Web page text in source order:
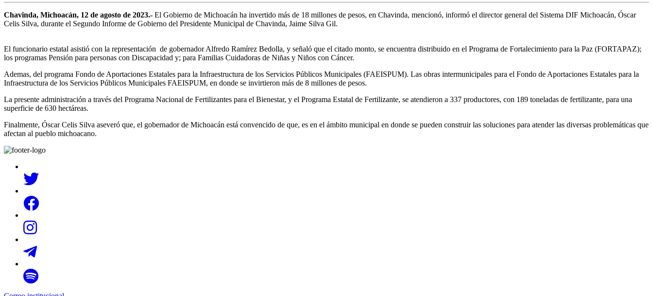
Chavinda, Michoacán, 12 de agosto de 2023.- El Gobierno de Michoacán ha invertido más de 18 millones de pesos, en Chavinda, mencionó, informó el director general del Sistema DIF Michoacán, Óscar
Celis Silva, durante el Segundo Informe de Gobierno del Presidente Municipal de Chavinda, Jaime Silva Gil.
El funcionario estatal asistió con la representación de gobernador Alfredo Ramírez Bedolla, y señaló que el citado monto, se encuentra distribuido en el Programa de Fortalecimiento para la Paz (FORTAPAZ);
los programas Pensión para personas con Discapacidad y; para Familias Cuidadoras de Niñas y Niños con Cáncer.
Ademas, del programa Fondo de Aportaciones Estatales para la Infraestructura de los Servicios Públicos Municipales (FAEISPUM). Las obras intermunicipales para el Fondo de Aportaciones Estatales para la
Infraestructura de los Servicios Públicos Municipales FAEISPUM, en donde se invirtieron más de 8 millones de pesos.
La presente administración a través del Programa Nacional de Fertilizantes para el Bienestar, y el Programa Estatal de Fertilizante, se atendieron a 337 productores, con 189 toneladas de fertilizante, para una
superficie de 630 hectáreas.
Finalmente, Óscar Celis Silva aseveró que, el gobernador de Michoacán está convencido de que, es en el ámbito municipal en donde se pueden construir las soluciones para atender las diversas problemáticas que
afectan al pueblo michoacano.